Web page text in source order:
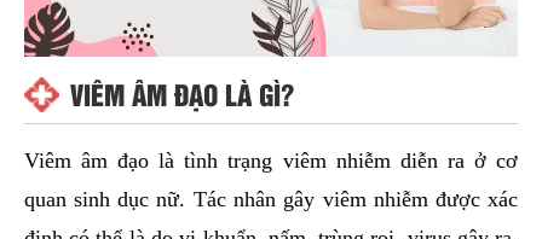
VIÊM ÂM ĐẠO LÀ GÌ?
Viêm âm đạo là tình trạng viêm nhiễm diễn ra ở cơ
quan sinh dục nữ. Tác nhân gây viêm nhiễm được xác